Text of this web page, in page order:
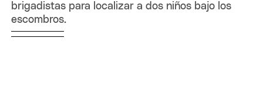
brigadistas para localizar a dos niños bajo los
escombros.